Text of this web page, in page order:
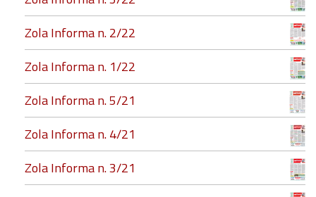
Zola Informa n. 2/22
Zola Informa n. 1/22
Zola Informa n. 5/21
Zola Informa n. 4/21
Zola Informa n. 3/21